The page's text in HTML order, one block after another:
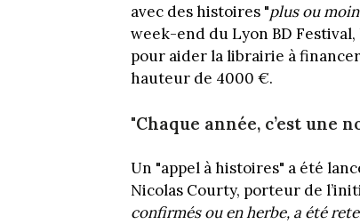
avec des histoires "plus ou
week-end du Lyon BD Festival,
pour aider la librairie à
hauteur de 4000 €.
"Chaque année, c’est une
Un "appel à histoires" a été
Nicolas Courty, porteur de
confirmés ou en herbe, a été